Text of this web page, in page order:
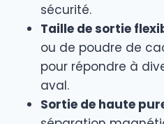
sécurité.
Taille de sortie
ou de poudre de
pour répondre à
aval.
Sortie de haute